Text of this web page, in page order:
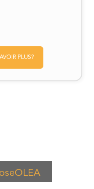
PLUS?